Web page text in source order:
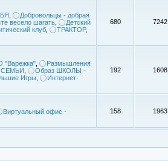
Добровольцы - добрая
весело шагать
Детский
клуб ТРАКТОР,
680 7242
"Варежка"
Размышления
СЕМЬИ
Образ ШКОЛЫ -
Игры
Интернет-
192 1608
Виртуальный офис -
158 1963